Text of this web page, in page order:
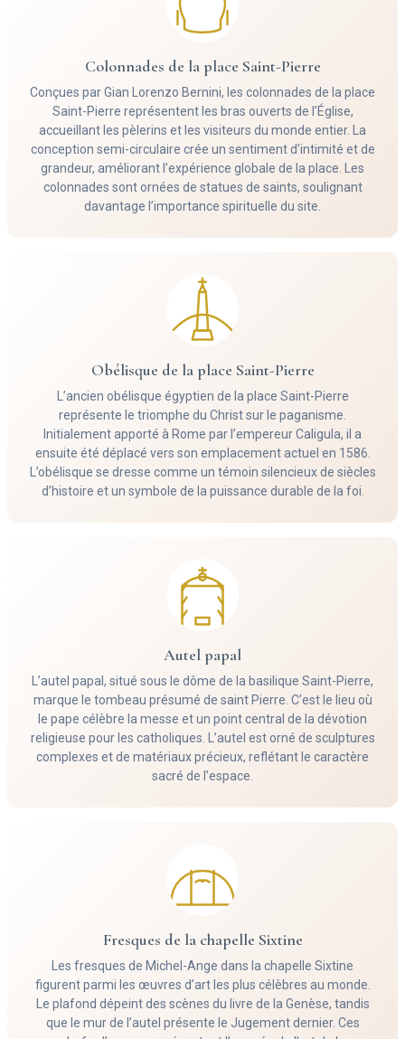
Colonnades de la place Saint-Pierre
Conçues par Gian Lorenzo Bernini, les colonnades de la place
Saint-Pierre représentent les bras ouverts de l’Église,
accueillant les pèlerins et les visiteurs du monde entier. La
conception semi-circulaire crée un sentiment d’intimité et de
grandeur, améliorant l’expérience globale de la place. Les
colonnades sont ornées de statues de saints, soulignant
davantage l’importance spirituelle du site.
Obélisque de la place Saint-Pierre
L’ancien obélisque égyptien de la place Saint-Pierre
représente le triomphe du Christ sur le paganisme.
Initialement apporté à Rome par l’empereur Caligula, il a
ensuite été déplacé vers son emplacement actuel en 1586.
L’obélisque se dresse comme un témoin silencieux de siècles
d’histoire et un symbole de la puissance durable de la foi.
Autel papal
L’autel papal, situé sous le dôme de la basilique Saint-Pierre,
marque le tombeau présumé de saint Pierre. C’est le lieu où
le pape célèbre la messe et un point central de la dévotion
religieuse pour les catholiques. L’autel est orné de sculptures
complexes et de matériaux précieux, reflétant le caractère
sacré de l’espace.
Fresques de la chapelle Sixtine
Les fresques de Michel-Ange dans la chapelle Sixtine
figurent parmi les œuvres d’art les plus célèbres au monde.
Le plafond dépeint des scènes du livre de la Genèse, tandis
que le mur de l’autel présente le Jugement dernier. Ces